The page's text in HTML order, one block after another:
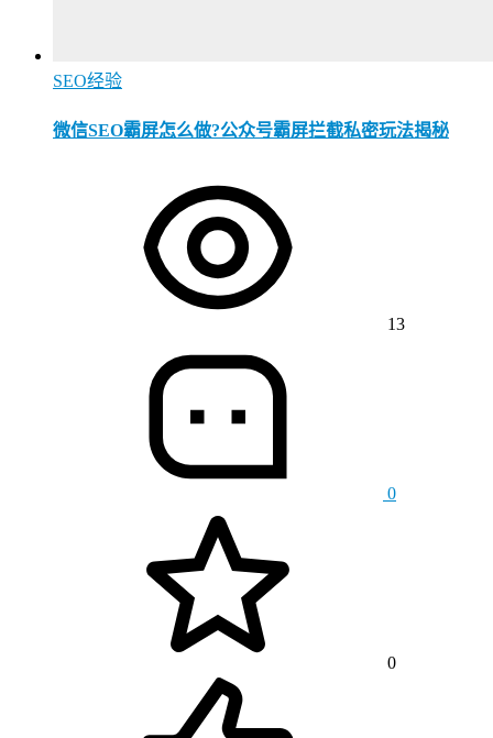
SEO经验
微信SEO霸屏怎么做?公众号霸屏拦截私密玩法揭秘
13
0
0